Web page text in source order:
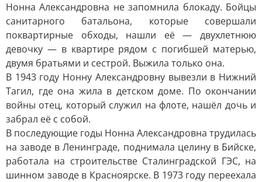
Нонна Александровна не запомнила блокаду. Бойцы
санитарного батальона, которые совершали
поквартирные обходы, нашли её — двухлетнюю
девочку — в квартире рядом с погибшей матерью,
двумя братьями и сестрой. Выжила только она.
В 1943 году Нонну Александровну вывезли в Нижний
Тагил, где она жила в детском доме. По окончании
войны отец, который служил на флоте, нашёл дочь и
забрал её с собой.
В последующие годы Нонна Александровна трудилась
на заводе в Ленинграде, поднимала целину в Бийске,
работала на строительстве Сталинградской ГЭС, на
шинном заводе в Красноярске. В 1973 году переехала